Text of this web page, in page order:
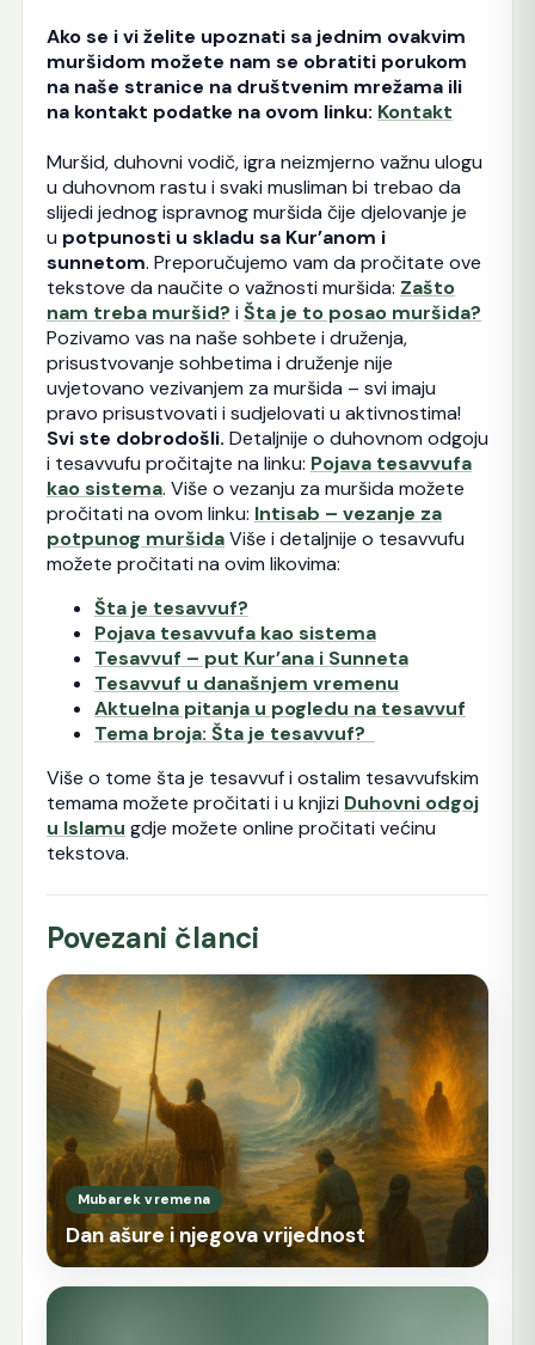
Ako se i vi želite upoznati sa jednim ovakvim
muršidom možete nam se obratiti porukom
na naše stranice na društvenim mrežama ili
na kontakt podatke na ovom linku: Kontakt
Muršid, duhovni vodič, igra neizmjerno važnu ulogu
u duhovnom rastu i svaki musliman bi trebao da
slijedi jednog ispravnog muršida čije djelovanje je
u potpunosti u skladu sa Kur’anom i
sunnetom. Preporučujemo vam da pročitate ove
tekstove da naučite o važnosti muršida: Zašto
nam treba muršid? i Šta je to posao muršida?
Pozivamo vas na naše sohbete i druženja,
prisustvovanje sohbetima i druženje nije
uvjetovano vezivanjem za muršida – svi imaju
pravo prisustvovati i sudjelovati u aktivnostima!
Svi ste dobrodošli. Detaljnije o duhovnom odgoju
i tesavvufu pročitajte na linku: Pojava tesavvufa
kao sistema. Više o vezanju za muršida možete
pročitati na ovom linku: Intisab – vezanje za
potpunog muršidaViše i detaljnije o tesavvufu
možete pročitati na ovim likovima:
Šta je tesavvuf?
Pojava tesavvufa kao sistema
Tesavvuf – put Kur’ana i Sunneta
Tesavvuf u današnjem vremenu
Aktuelna pitanja u pogledu na tesavvuf
Tema broja: Šta je tesavvuf?
Više o tome šta je tesavvuf i ostalim tesavvufskim
temama možete pročitati i u knjizi Duhovni odgoj
u Islamu gdje možete online pročitati većinu
tekstova.
Povezani članci
Mubarek vremena
Dan ašure i njegova vrijednost